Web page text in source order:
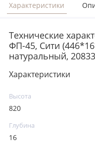
Характеристики
Технические
ФП-45, Сити
натуральный, 20833
Характеристики
Высота
820
Глубина
16